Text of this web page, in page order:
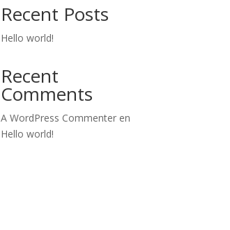
Recent Posts
Hello world!
Recent
Comments
A WordPress Commenter en
Hello world!